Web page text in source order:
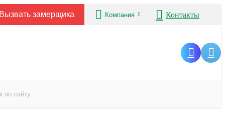
замерщика Компания Контакты